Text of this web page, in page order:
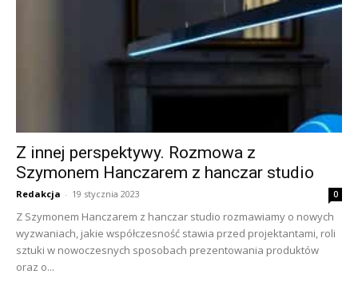
Z innej perspektywy. Rozmowa z
Szymonem Hanczarem z hanczar studio
Redakcja - 19 stycznia 2023 0
Z Szymonem Hanczarem z hanczar studio rozmawiamy o nowych
wyzwaniach, jakie współczesność stawia przed projektantami, roli
sztuki w nowoczesnych sposobach prezentowania produktów
oraz o...